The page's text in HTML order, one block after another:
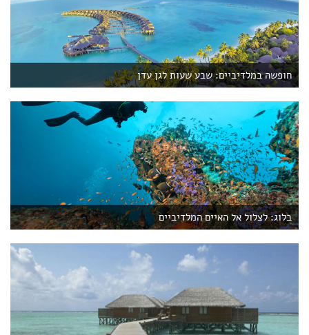
חופשה במלדיביים: שבע שעות לגן עדן
בלוג: לצלול אל האיים המלדיביים